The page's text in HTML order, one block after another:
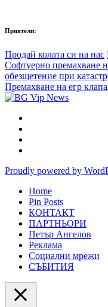
Приятели:
Продай колата си на нас
Софтуерно премахване
обезщетение при
Премахване на егр
Proudly powered by
Home
Pin Posts
КОНТАКТ
ПАРТНЬОРИ
Петър Ангелов
Реклама
Социални мрежи
СЪБИТИЯ